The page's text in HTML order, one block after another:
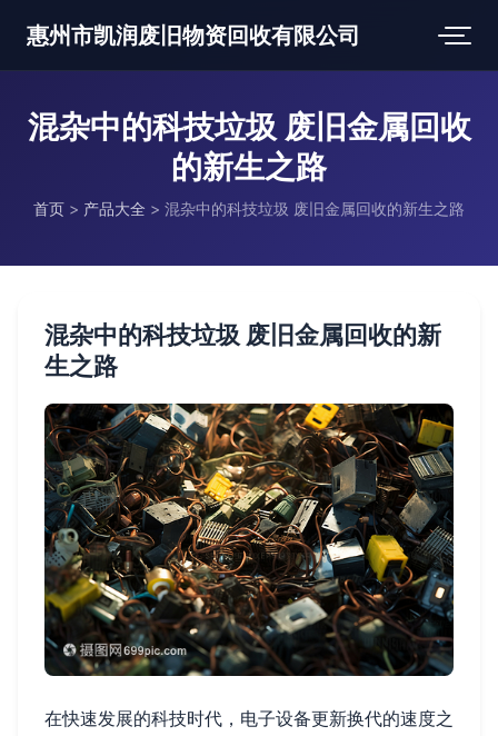
惠州市凯润废旧物资回收有限公司
混杂中的科技垃圾 废旧金属回收
的新生之路
首页 > 产品大全 > 混杂中的科技垃圾 废旧金属回收的新生之路
混杂中的科技垃圾 废旧金属回收的新
生之路
在快速发展的科技时代，电子设备更新换代的速度之